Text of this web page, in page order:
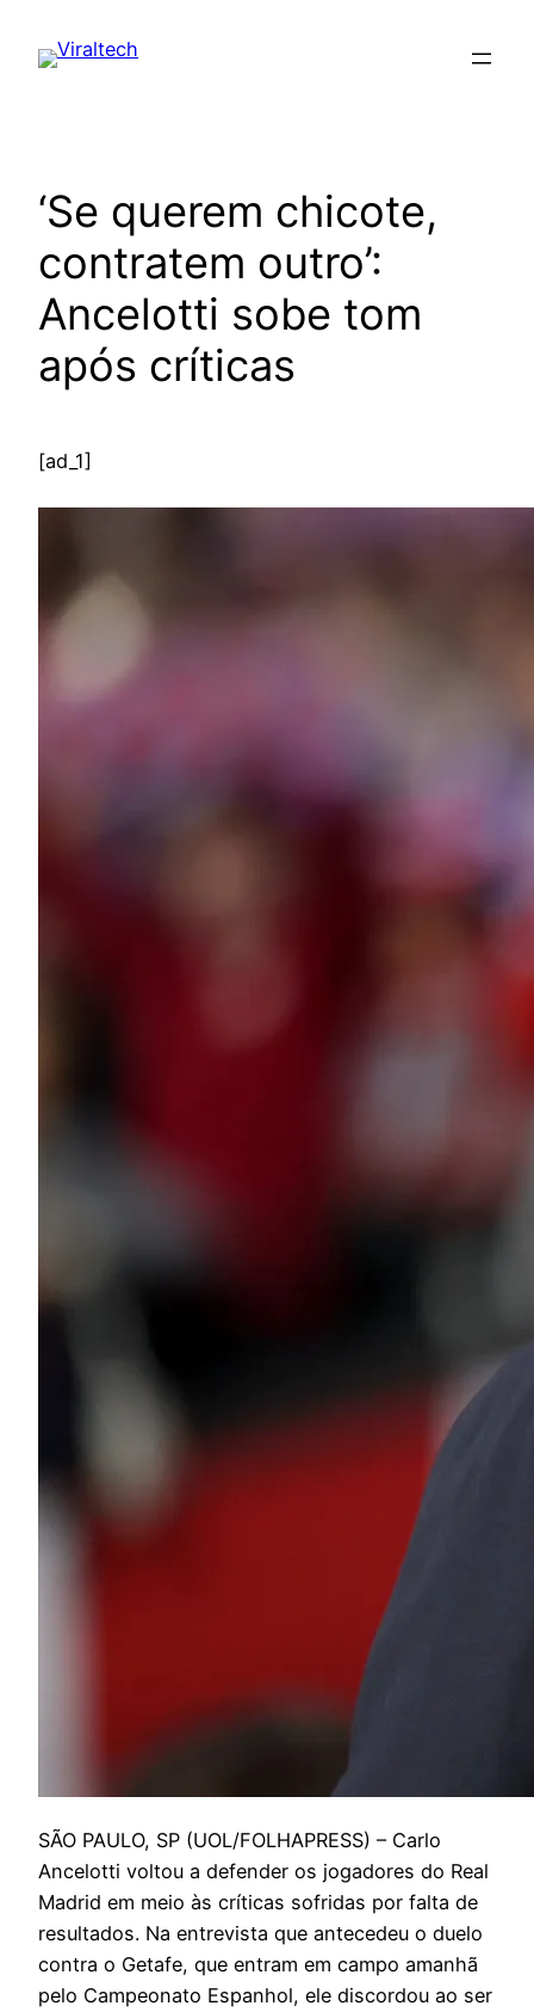
para
‘Se querem chicote,
contratem outro’:
Ancelotti sobe tom
após críticas
[ad_1]
SÃO PAULO, SP (UOL/FOLHAPRESS) – Carlo
Ancelotti voltou a defender os jogadores do Real
Madrid em meio às críticas sofridas por falta de
resultados. Na entrevista que antecedeu o duelo
contra o Getafe, que entram em campo amanhã
pelo Campeonato Espanhol, ele discordou ao ser